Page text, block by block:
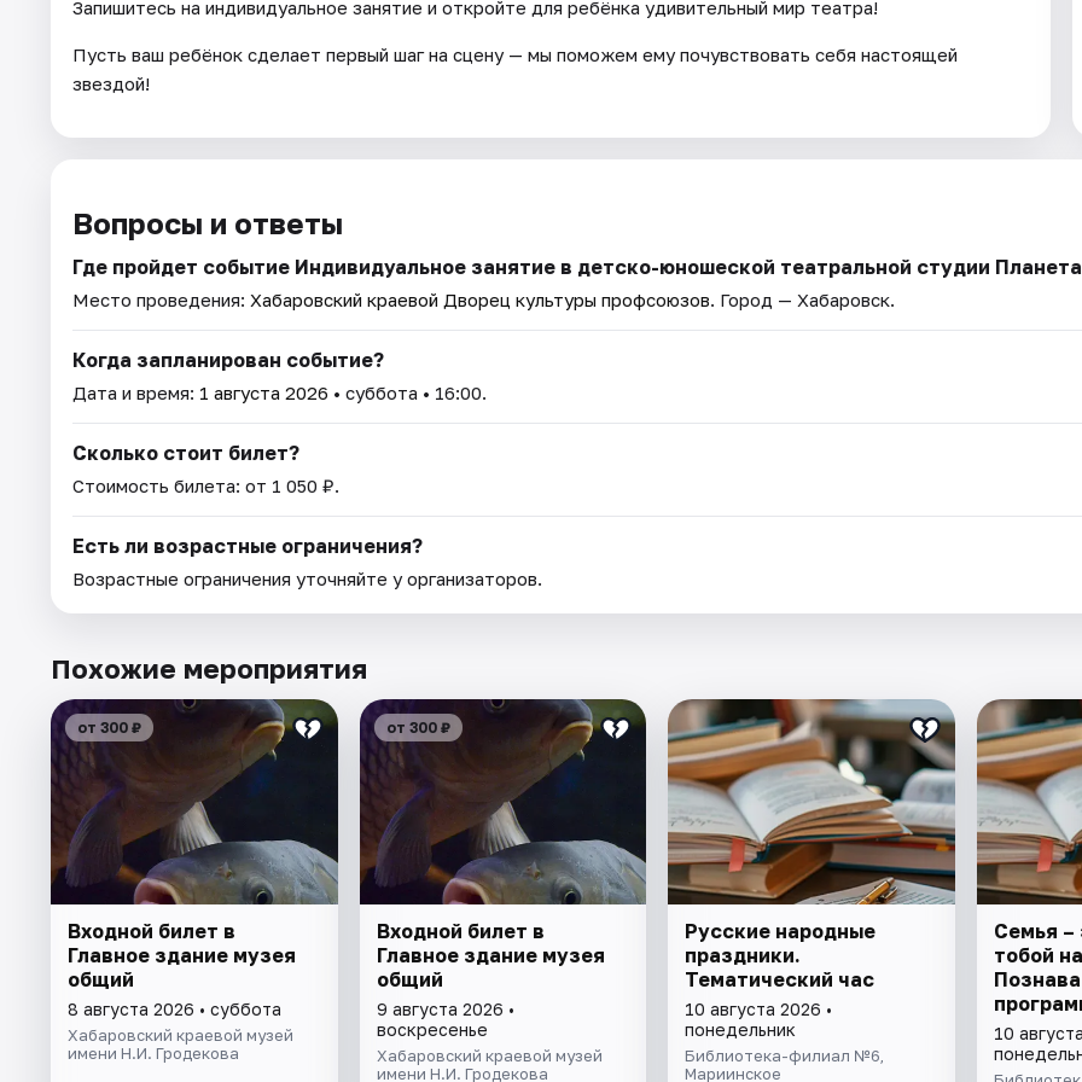
Запишитесь на индивидуальное занятие и откройте для ребёнка удивительный мир театра!
Пусть ваш ребёнок сделает первый шаг на сцену — мы поможем ему почувствовать себя настоящей
звездой!
Вопросы и ответы
Где пройдет событие Индивидуальное занятие в детско-юношеской театральной студии
Место проведения: Хабаровский краевой Дворец культуры профсоюзов. Город — Хабаровск.
Когда запланирован событие?
Дата и время: 1 августа 2026 • суббота • 16:00.
Сколько стоит билет?
Стоимость билета: от 1 050 ₽.
Есть ли возрастные ограничения?
Возрастные ограничения уточняйте у организаторов.
Похожие мероприятия
от 300 ₽
Входной билет в
Главное здание музея
общий
8 августа 2026 • суббота
Хабаровский краевой музей
имени Н.И. Гродекова
от 300 ₽
Входной билет в
Главное здание музея
общий
9 августа 2026 •
воскресенье
Хабаровский краевой музей
имени Н.И. Гродекова
Русские народные
праздники.
Тематический час
10 августа 2026 •
понедельник
Библиотека-филиал №6,
Мариинское
Семья –
тобой
10